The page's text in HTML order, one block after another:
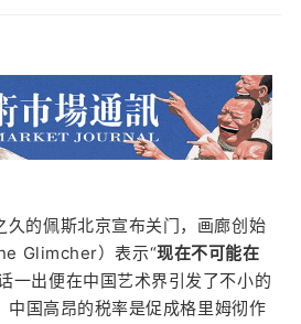
久的佩斯北京宣布关门，画廊创始
Glimcher）表示“现在不可能在
一出便在中国艺术界引发了不小的
国高昂的税率是促成格里姆彻作